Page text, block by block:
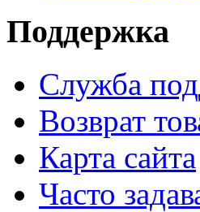
Поддержка
Служба
Возврат
Карта сайта
Часто